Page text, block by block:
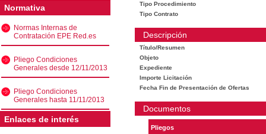
Normativa
Normas Internas de
Contratación EPE Red.es
Pliego Condiciones
Generales desde 12/11/2013
Pliego Condiciones
Generales hasta 11/11/2013
Enlaces de interés
Tipo Procedimiento
Tipo Contrato
Descripción
Título/Resumen
Objeto
Expediente
Importe Licitación
Fecha Fin de Presentación de Ofertas
Documentos
Pliegos